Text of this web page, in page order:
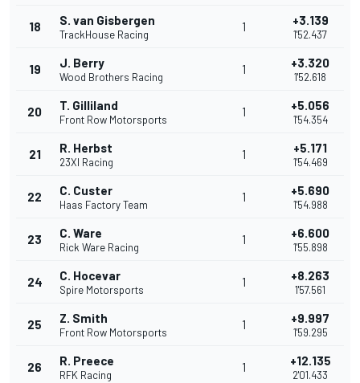
18 S. van Gisbergen
TrackHouse Racing
1 +3.139
1'52.437
19 J. Berry
Wood Brothers Racing
1 +3.320
1'52.618
20 T. Gilliland
Front Row Motorsports
1 +5.056
1'54.354
21 R. Herbst
23XI Racing
1 +5.171
1'54.469
22 C. Custer
Haas Factory Team
1 +5.690
1'54.988
23 C. Ware
Rick Ware Racing
1 +6.600
1'55.898
24 C. Hocevar
Spire Motorsports
1 +8.263
1'57.561
25 Z. Smith
Front Row Motorsports
1 +9.997
1'59.295
26 R. Preece
RFK Racing
1 +12.135
2'01.433